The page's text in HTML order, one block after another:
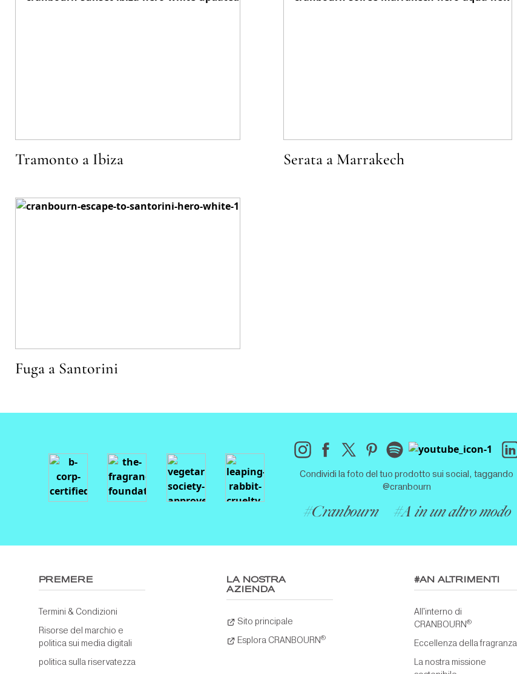
Tramonto a Ibiza Serata a Marrakech
Fuga a Santorini
Condividi la foto del tuo prodotto sui social, taggando
@cranbourn
#Cranbourn #A in un altro modo
PREMERE
Termini & Condizioni
Risorse del marchio e
politica sui media digitali
politica sulla riservatezza
LA NOSTRA
AZIENDA
Sito principale
Esplora CRANBOURN®
#AN ALTRIMENTI
All'interno di
CRANBOURN®
Eccellenza della fragranza
La nostra missione